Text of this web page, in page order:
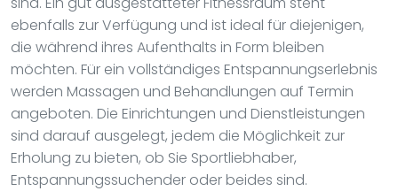
ebenfalls zur Verfügung und ist ideal für diejenigen,
die während ihres Aufenthalts in Form bleiben
möchten. Für ein vollständiges Entspannungserlebnis
werden Massagen und Behandlungen auf Termin
angeboten. Die Einrichtungen und Dienstleistungen
sind darauf ausgelegt, jedem die Möglichkeit zur
Erholung zu bieten, ob Sie Sportliebhaber,
Entspannungssuchender oder beides sind.